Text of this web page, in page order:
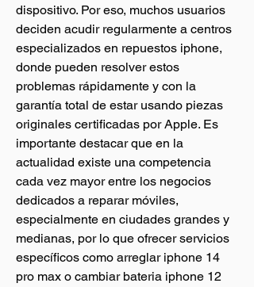
dispositivo. Por eso, muchos usuarios
deciden acudir regularmente a centros
especializados en repuestos iphone,
donde pueden resolver estos
problemas rápidamente y con la
garantía total de estar usando piezas
originales certificadas por Apple. Es
importante destacar que en la
actualidad existe una competencia
cada vez mayor entre los negocios
dedicados a reparar móviles,
especialmente en ciudades grandes y
medianas, por lo que ofrecer servicios
específicos como arreglar iphone 14
pro max o cambiar bateria iphone 12